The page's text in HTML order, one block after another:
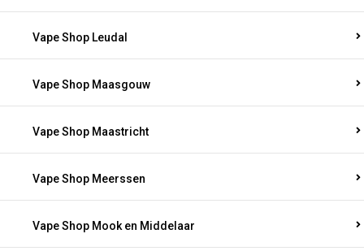
Vape Shop Leudal
Vape Shop Maasgouw
Vape Shop Maastricht
Vape Shop Meerssen
Vape Shop Mook en Middelaar